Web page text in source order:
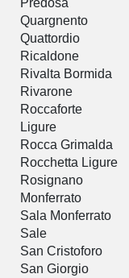
Quargnento
Quattordio
Ricaldone
Rivalta Bormida
Rivarone
Roccaforte
Ligure
Rocca Grimalda
Rocchetta Ligure
Rosignano
Monferrato
Sala Monferrato
Sale
San Cristoforo
San Giorgio